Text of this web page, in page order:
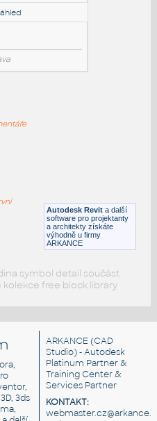
VAN:
Autodesk Revit a další
software pro projektanty
a architekty získáte
výhodně u firmy
ARKANCE
symbol detail součást
kolekce free block library
3ds
ARKANCE (CAD
Studio) - Autodesk
Platinum Partner &
Training Center &
Services Partner
KONTAKT: